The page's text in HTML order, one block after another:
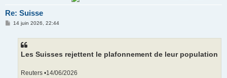
Re: Suisse
M14 juin 2026, 22:44
Les Suisses rejettent le plafonnement de leur population
Reuters •14/06/2026